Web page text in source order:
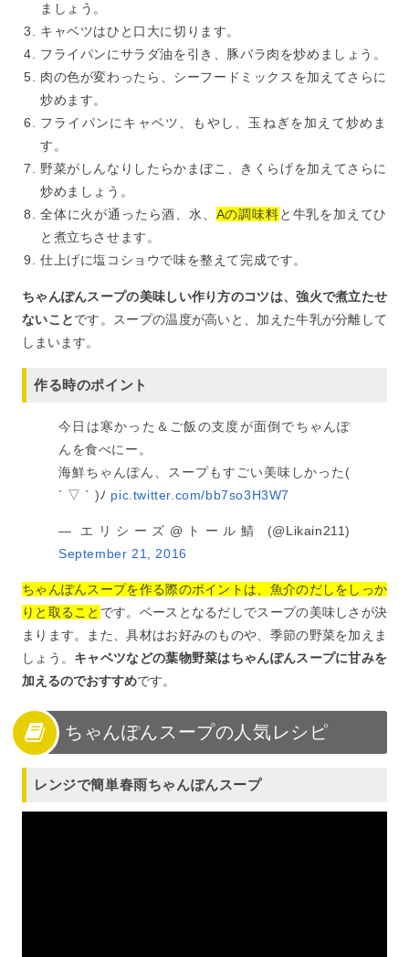
ましょう。
キャベツはひと口大に切ります。
フライパンにサラダ油を引き、豚バラ肉を炒めましょう。
肉の色が変わったら、シーフードミックスを加えてさらに
炒めます。
フライパンにキャベツ、もやし、玉ねぎを加えて炒めま
す。
野菜がしんなりしたらかまぼこ、きくらげを加えてさらに
炒めましょう。
全体に火が通ったら酒、水、 Aの調味料と牛乳を加えてひ
と煮立ちさせます。
仕上げに塩コショウで味を整えて完成です。
ちゃんぽんスープの美味しい作り方のコツは、強火で煮立たせ
ないことです。スープの温度が高いと、加えた牛乳が分離して
しまいます。
作る時のポイント
今日は寒かった＆ご飯の支度が面倒でちゃんぽ
んを食べにー。
海鮮ちゃんぽん、スープもすごい美味しかった(
´ ▽ ` )ﾉ pic.twitter.com/bb7so3H3W7
— エリシーズ@トール鯖 (@Likain211)
September 21, 2016
ちゃんぽんスープを作る際のポイントは、魚介のだしをしっか
りと取ること です。ベースとなるだしでスープの美味しさが決
まります。また、具材はお好みのものや、季節の野菜を加えま
しょう。 キャベツなどの葉物野菜はちゃんぽんスープに甘みを
加えるのでおすすめです。
ちゃんぽんスープの人気レシピ
レンジで簡単春雨ちゃんぽんスープ